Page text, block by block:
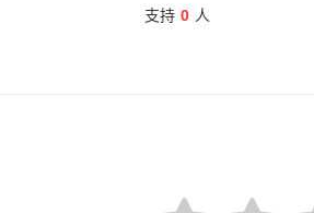
支持 0 人